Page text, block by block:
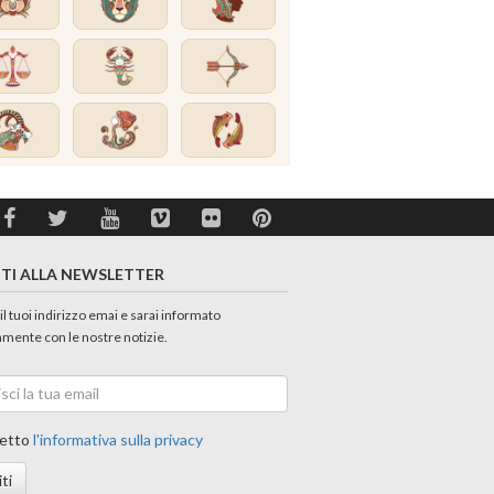
ALLA NEWSLETTER
tuoi indirizzo emai e sarai informato
con le nostre notizie.
l'informativa sulla privacy